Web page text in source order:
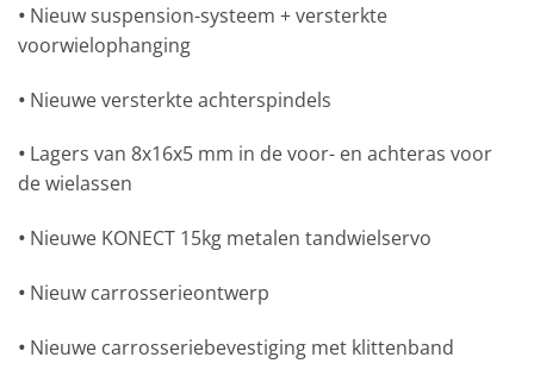
• Nieuw suspension-systeem + versterkte
voorwielophanging
• Nieuwe versterkte achterspindels
• Lagers van 8x16x5 mm in de voor- en achteras voor
de wielassen
• Nieuwe KONECT 15kg metalen tandwielservo
• Nieuw carrosserieontwerp
• Nieuwe carrosseriebevestiging met klittenband